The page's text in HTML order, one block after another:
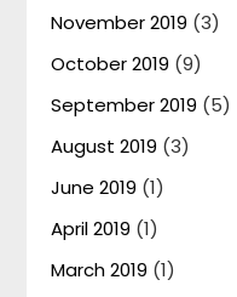
November 2019 (3)
October 2019 (9)
September 2019 (5)
August 2019 (3)
June 2019 (1)
April 2019 (1)
March 2019 (1)